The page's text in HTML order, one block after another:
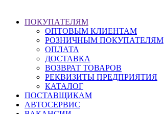
ПОКУПАТЕЛЯМ
ОПТОВЫМ КЛИЕНТАМ
РОЗНИЧНЫМ ПОКУПАТЕЛЯМ
ОПЛАТА
ДОСТАВКА
ВОЗВРАТ ТОВАРОВ
РЕКВИЗИТЫ ПРЕДПРИЯТИЯ
КАТАЛОГ
ПОСТАВЩИКАМ
АВТОСЕРВИС